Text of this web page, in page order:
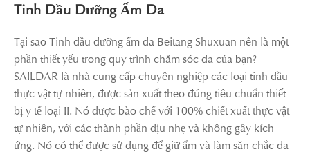
Tinh Dầu Dưỡng Ẩm Da
Tại sao Tinh dầu dưỡng ẩm da Beitang Shuxuan nên là một
phần thiết yếu trong quy trình chăm sóc da của bạn?
SAILDAR là nhà cung cấp chuyên nghiệp các loại tinh dầu
thực vật tự nhiên, được sản xuất theo đúng tiêu chuẩn thiết
bị y tế loại II. Nó được bào chế với 100% chiết xuất thực vật
tự nhiên, với các thành phần dịu nhẹ và không gây kích
ứng. Nó có thể được sử dụng để giữ ẩm và làm săn chắc da